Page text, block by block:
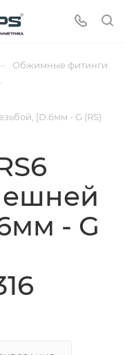
Обжимные фитинги
[D.6мм - G (RS)
- G